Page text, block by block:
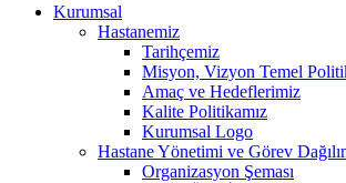
Kurumsal
Hastanemiz
Tarihçemiz
Misyon, Vizyon Temel
Amaç ve Hedeflerimiz
Kalite Politikamız
Kurumsal Logo
Hastane Yönetimi ve Görev
Organizasyon Şeması